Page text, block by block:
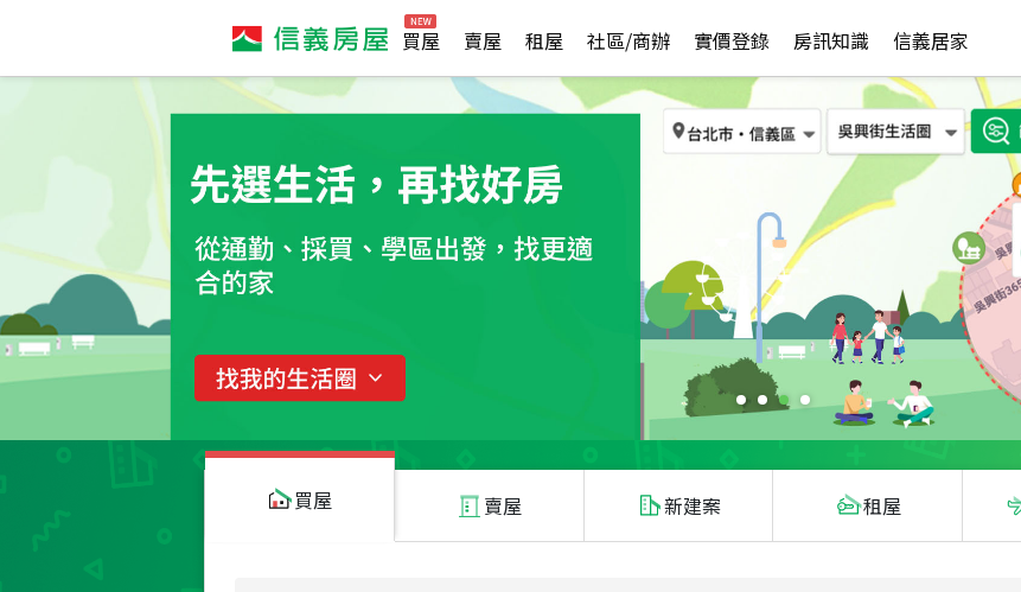
買屋 賣屋 租屋 社區/商辦 實價登錄 房訊知識 信義居家
買屋 賣屋 新建案 租屋